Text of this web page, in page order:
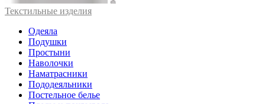
Текстильные изделия
Одеяла
Подушки
Простыни
Наволочки
Наматрасники
Пододеяльники
Постельное белье